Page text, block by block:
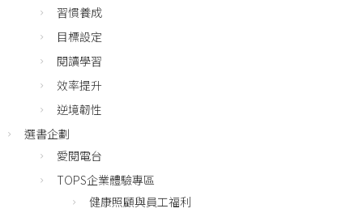
習慣養成
目標設定
閱讀學習
效率提升
逆境韌性
選書企劃
愛閱電台
TOPS企業體驗專區
健康照顧與員工福利